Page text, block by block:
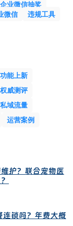
企业微信抽奖
微信
违规工具
功能上新
权威测评
私域流量
运营案例
护？联合宠物医
锁吗？年费大概